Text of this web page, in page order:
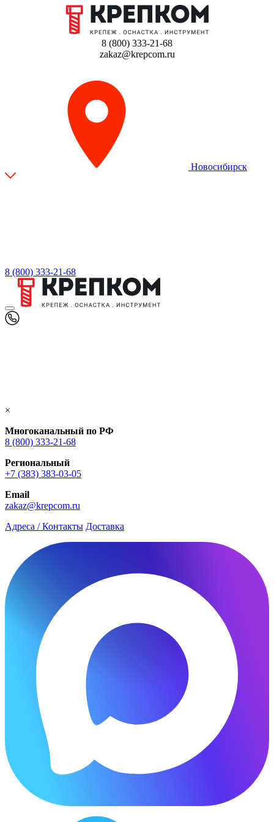
8 (800) 333-21-68
zakaz@krepcom.ru
Новосибирск
8 (800) 333-21-68
×
Многоканальный по РФ
8 (800) 333‑21-68
Региональный
+7 (383) 383-03-05
Email
zakaz@krepcom.ru
Адреса / Контакты Доставка